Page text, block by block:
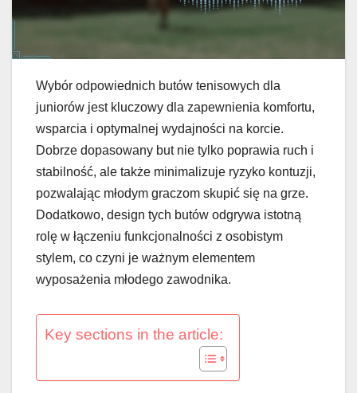
Wybór odpowiednich butów tenisowych dla
juniorów jest kluczowy dla zapewnienia komfortu,
wsparcia i optymalnej wydajności na korcie.
Dobrze dopasowany but nie tylko poprawia ruch i
stabilność, ale także minimalizuje ryzyko kontuzji,
pozwalając młodym graczom skupić się na grze.
Dodatkowo, design tych butów odgrywa istotną
rolę w łączeniu funkcjonalności z osobistym
stylem, co czyni je ważnym elementem
wyposażenia młodego zawodnika.
Key sections in the article: